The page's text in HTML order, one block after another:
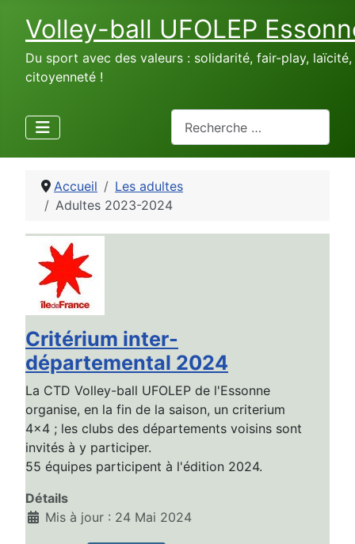
Volley-ball UFOLEP
Du sport avec des valeurs : solidarité, fair-play, laïcité,
citoyenneté !
Accueil
Les adultes
Adultes 2023-2024
Critérium inter-
départemental 2024
La CTD Volley-ball UFOLEP de l'Essonne
organise, en la fin de la saison, un criterium
4x4 ; les clubs des départements voisins sont
invités à y participer.
55 équipes participent à l'édition 2024.
Détails
Mis à jour : 24 Mai 2024